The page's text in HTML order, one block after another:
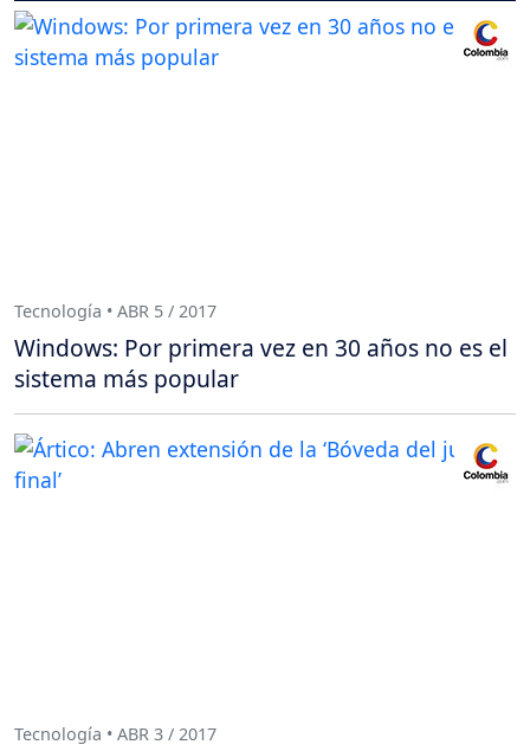
Tecnología • ABR 5 / 2017
Windows: Por primera vez en 30 años no es el
sistema más popular
Tecnología • ABR 3 / 2017